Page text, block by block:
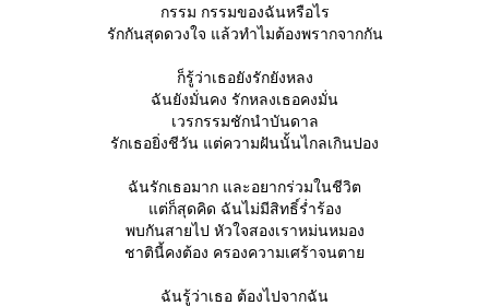
กรรม กรรมของฉันหรือไร
รักกันสุดดวงใจ แล้วทำไมต้องพรากจากกัน
ก็รู้ว่าเธอยังรักยังหลง
ฉันยังมั่นคง รักหลงเธอคงมั่น
เวรกรรมชักนำบันดาล
รักเธอยิ่งชีวัน แต่ความฝันนั้นไกลเกินปอง
ฉันรักเธอมาก และอยากร่วมในชีวิต
ต่ก็สุดคิด ฉันไม่มีสิทธิ์ร่ำร้อง
พบกันสายไป หัวใจสองเราหม่นหมอง
ชาตินี้คงต้อง ครองความเศร้าจนตา
ฉันรู้ว่าเธอ ต้องไปจากฉัน